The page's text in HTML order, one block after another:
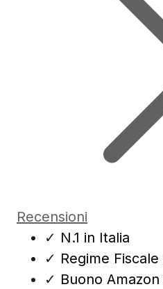
Recensioni
✓ N.1 in Italia
✓ Regime
✓ Buono